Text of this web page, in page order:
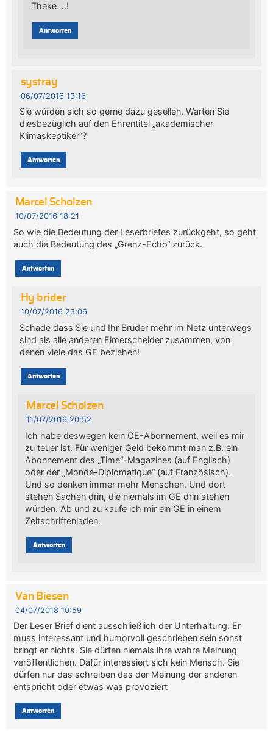
Theke….!
Antworten
systray
06/07/2016 13:16
Sie würden sich so gerne dazu gesellen. Warten Sie
diesbezüglich auf den Ehrentitel „akademischer
Klimaskeptiker“?
Antworten
Marcel Scholzen
10/07/2016 18:21
So wie die Bedeutung der Leserbriefes zurückgeht, so geht
auch die Bedeutung des „Grenz-Echo“ zurück.
Antworten
Hy brider
10/07/2016 23:06
Schade dass Sie und Ihr Bruder mehr im Netz unterwegs
sind als alle anderen Eimerscheider zusammen, von
denen viele das GE beziehen!
Antworten
Marcel Scholzen
11/07/2016 20:52
Ich habe deswegen kein GE-Abonnement, weil es mir
zu teuer ist. Für weniger Geld bekommt man z.B. ein
Abonnement des „Time“-Magazines (auf Englisch)
oder der „Monde-Diplomatique“ (auf Französisch).
Und so denken immer mehr Menschen. Und dort
stehen Sachen drin, die niemals im GE drin stehen
würden. Ab und zu kaufe ich mir ein GE in einem
Zeitschriftenladen.
Antworten
Van Biesen
04/07/2018 10:59
Der Leser Brief dient ausschließlich der Unterhaltung. Er
muss interessant und humorvoll geschrieben sein sonst
bringt er nichts. Sie dürfen niemals ihre wahre Meinung
veröffentlichen. Dafür interessiert sich kein Mensch. Sie
dürfen nur das schreiben das der Meinung der anderen
entspricht oder etwas was provoziert
Antworten